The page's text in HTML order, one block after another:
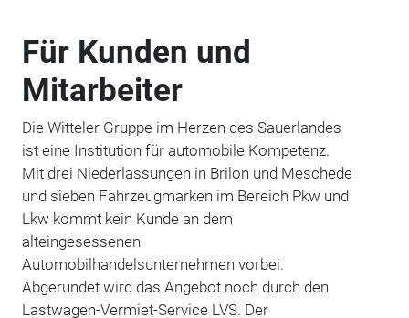
Für Kunden und
Mitarbeiter
Die Witteler Gruppe im Herzen des Sauerlandes
ist eine Institution für automobile Kompetenz.
Mit drei Niederlassungen in Brilon und Meschede
und sieben Fahrzeugmarken im Bereich Pkw und
Lkw kommt kein Kunde an dem
alteingesessenen
Automobilhandelsunternehmen vorbei.
Abgerundet wird das Angebot noch durch den
Lastwagen-Vermiet-Service LVS. Der